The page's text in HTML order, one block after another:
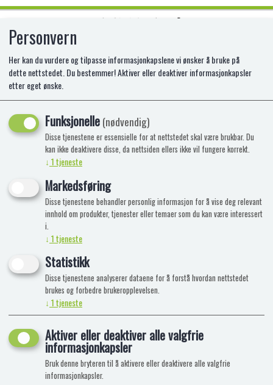
LEGO EKSTRABANESETTET
BOWSERS MUSKELBIL
LE-71431
Personvern
Her kan du vurdere og tilpasse informasjonkapslene vi ønsker å bruke på
dette nettstedet. Du bestemmer! Aktiver eller deaktiver informasjonkapsler
etter eget ønske.
Funksjonelle(nødvendig)
Disse tjenestene er essensielle for at nettstedet skal være brukbar. Du
kan ikke deaktivere disse, da nettsiden ellers ikke vil fungere korrekt.
↓ 1tjeneste
Markedsføring
Disse tjenestene behandler personlig informasjon for å vise deg relevant
innhold om produkter, tjenester eller temaer som du kan være interessert
i.
↓ 1tjeneste
Statistikk
Disse tjenestene analyserer dataene for å forstå hvordan nettstedet
brukes og forbedre brukeropplevelsen.
↓ 1tjeneste
Aktiver eller deaktiver alle valgfrie
informasjonkapsler
Bruk denne bryteren til å aktivere eller deaktivere alle valgfrie
informasjonkapsler.